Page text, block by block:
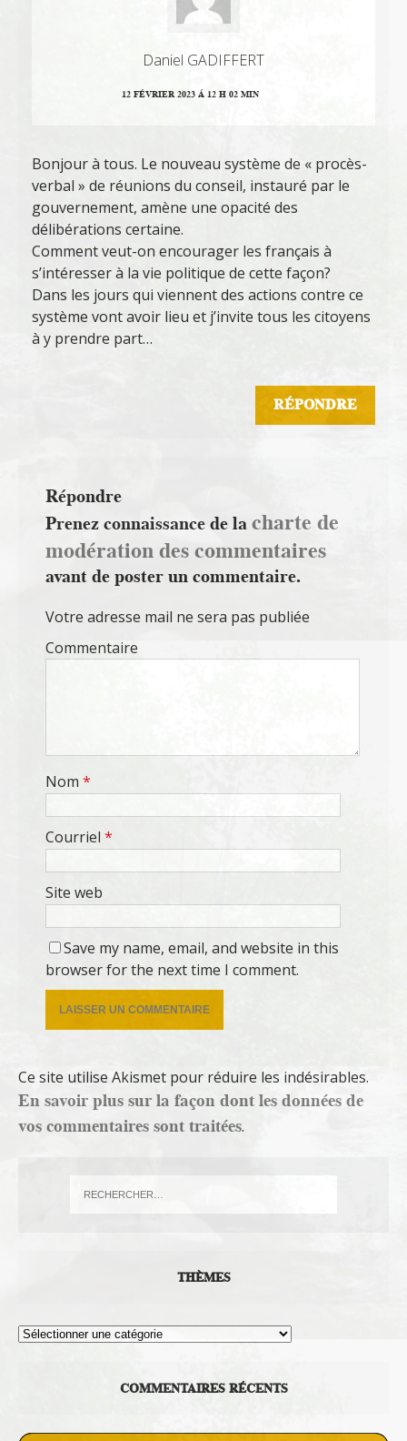
Daniel GADIFFERT
12 FÉVRIER 2023 Á 12 H 02 MIN
Bonjour à tous. Le nouveau système de « procès-
verbal » de réunions du conseil, instauré par le
gouvernement, amène une opacité des
délibérations certaine.
Comment veut-on encourager les français à
s’intéresser à la vie politique de cette façon?
Dans les jours qui viennent des actions contre ce
système vont avoir lieu et j’invite tous les citoyens
à y prendre part…
RÉPONDRE
Répondre
Prenez connaissance de lacharte de
modération des commentaires
avant de poster un commentaire.
Votre adresse mail ne sera pas publiée
Commentaire
Nom *
Courriel *
Site web
Save my name, email, and website in this
browser for the next time I comment.
Ce site utilise Akismet pour réduire les indésirables.
En savoir plus sur la façon dont les données de
vos commentaires sont traitées.
THÈMES
Thèmes
COMMENTAIRES RÉCENTS